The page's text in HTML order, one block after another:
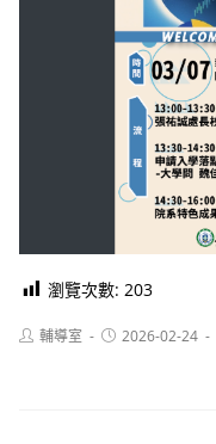
瀏覽次數: 203
Post輔導室
Post2026-02-24